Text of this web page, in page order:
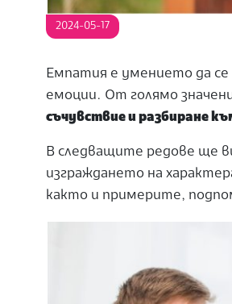
2024-05-17
Емпатия е умението да
емоции. От голямо
съчувствие и разбиране
В следващите редове ще
изграждането на
както и примерите,